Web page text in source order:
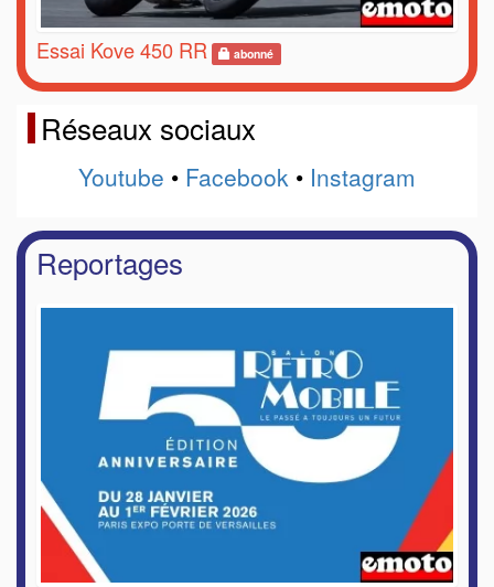
Essai Kove 450 RR abonné
Réseaux sociaux
Youtube • Facebook • Instagram
Reportages